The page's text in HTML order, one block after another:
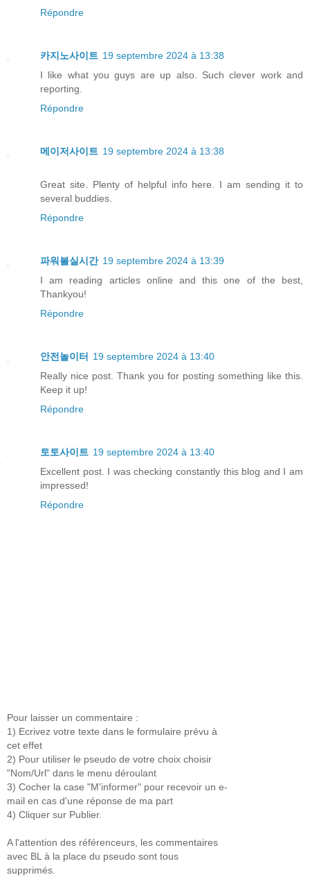
Répondre
카지노사이트 19 septembre 2024 à 13:38
I like what you guys are up also. Such clever work and
reporting.
Répondre
메이저사이트 19 septembre 2024 à 13:38
Great site. Plenty of helpful info here. I am sending it to
several buddies.
Répondre
파워볼실시간 19 septembre 2024 à 13:39
I am reading articles online and this one of the best,
Thankyou!
Répondre
안전놀이터
19 septembre 2024 à 13:40
Really nice post. Thank you for posting something like this.
Keep it up!
Répondre
토토사이트 19 septembre 2024 à 13:40
Excellent post. I was checking constantly this blog and I am
impressed!
Répondre
Pour laisser un commentaire :
1) Ecrivez votre texte dans le formulaire prévu à
cet effet
2) Pour utiliser le pseudo de votre choix choisir
"Nom/Url" dans le menu déroulant
3) Cocher la case "M'informer" pour recevoir un e-
mail en cas d'une réponse de ma part
4) Cliquer sur Publier.
A l'attention des référenceurs, les commentaires
avec BL à la place du pseudo sont tous
supprimés.